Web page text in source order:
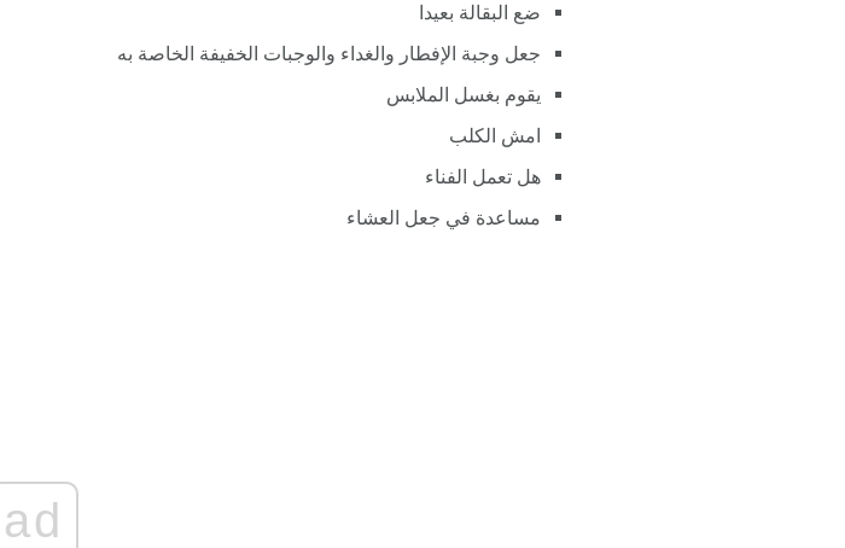
ضع البقالة بعيدا
جعل وجبة الإفطار والغداء والوجبات الخفيفة الخاصة به
يقوم بغسل الملابس
امش الكلب
هل تعمل الفناء
مساعدة في جعل العشاء
ad